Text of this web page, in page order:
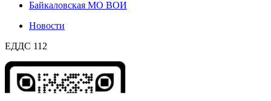
Байкаловская МО ВОИ
Новости
ЕДДС 112